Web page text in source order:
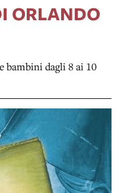
ORLANDO
bambini dagli 8 ai 10